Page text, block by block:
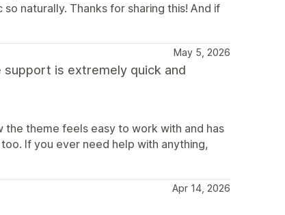
naturally. Thanks for sharing this! And if
May 5, 2026
is extremely quick and
theme feels easy to work with and has
If you ever need help with anything,
Apr 14, 2026